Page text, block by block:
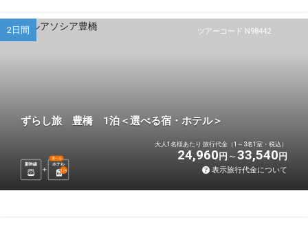
ツアーコード N98442
2日間
ずらし旅 豊橋 1泊＜選べる宿・ホテル＞
新幹線 ホテル
選べる
1 泊
大人1名様あたり 旅行代金（1～3名1室・税込）
24,960 円 33,540 円
表示旅行代金について